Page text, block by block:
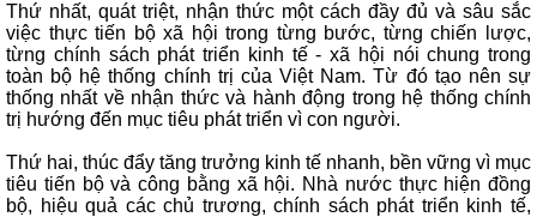
Thứ nhất, quát triệt, nhận thức một cách đầy đủ và sâu sắc
việc thực tiến bộ xã hội trong từng bước, từng chiến lược,
từng chính sách phát triển kinh tế - xã hội nói chung trong
toàn bộ hệ thống chính trị của Việt Nam. Từ đó tạo nên sự
thống nhất về nhận thức và hành động trong hệ thống chính
trị hướng đến mục tiêu phát triển vì con người.
Thứ hai, thúc đẩy tăng trưởng kinh tế nhanh, bền vững vì mục
tiêu tiến bộ và công bằng xã hội. Nhà nước thực hiện đồng
bộ, hiệu quả các chủ trương, chính sách phát triển kinh tế,